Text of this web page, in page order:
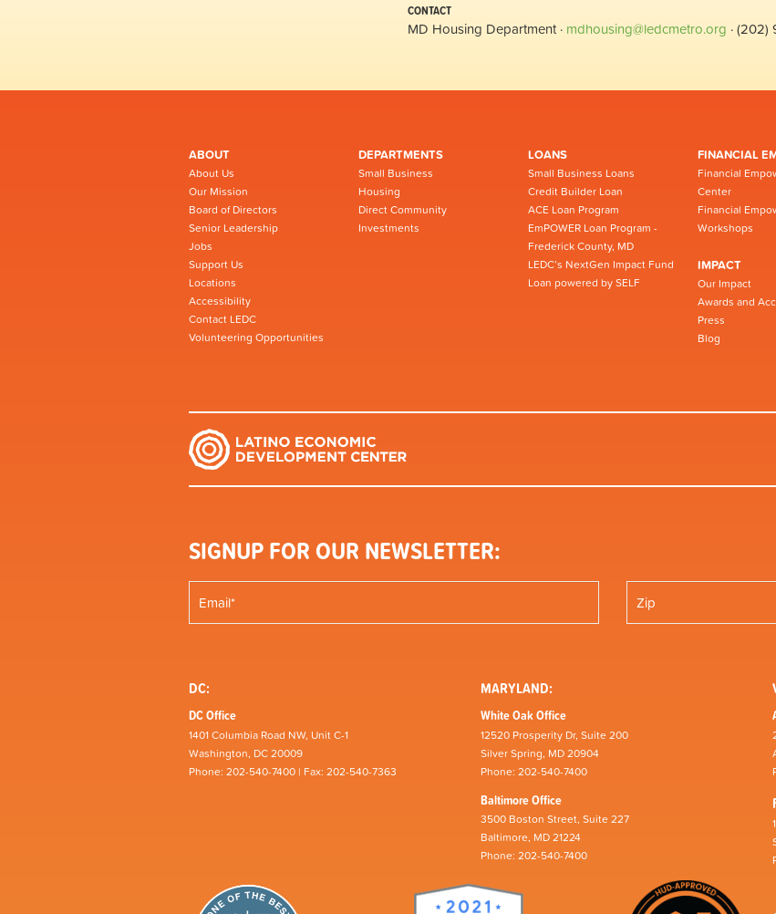
CONTACT
MD Housing Department · mdhousing@ledcmetro.org ·
ABOUT
About Us
Our Mission
Board of Directors
Senior Leadership
Jobs
Support Us
Locations
Accessibility
Contact LEDC
Volunteering Opportunities
DEPARTMENTS
Small Business
Housing
Direct Community
Investments
LOANS
Small Business Loans
Credit Builder Loan
ACE Loan Program
EmPOWER Loan Program -
Frederick County, MD
LEDC’s NextGen Impact Fund
Loan powered by SELF
FINANCIAL
Financial
Center
Financial
Workshops
IMPACT
Our Impact
Awards and
Press
Blog
SIGNUP FOR OUR NEWSLETTER:
DC:
DC Office
1401 Columbia Road NW, Unit C-1
Washington, DC 20009
Phone: 202-540-7400 | Fax: 202-540-7363
MARYLAND:
White Oak Office
12520 Prosperity Dr, Suite 200
Silver Spring, MD 20904
Phone: 202-540-7400
Baltimore Office
3500 Boston Street, Suite 227
Baltimore, MD 21224
Phone: 202-540-7400